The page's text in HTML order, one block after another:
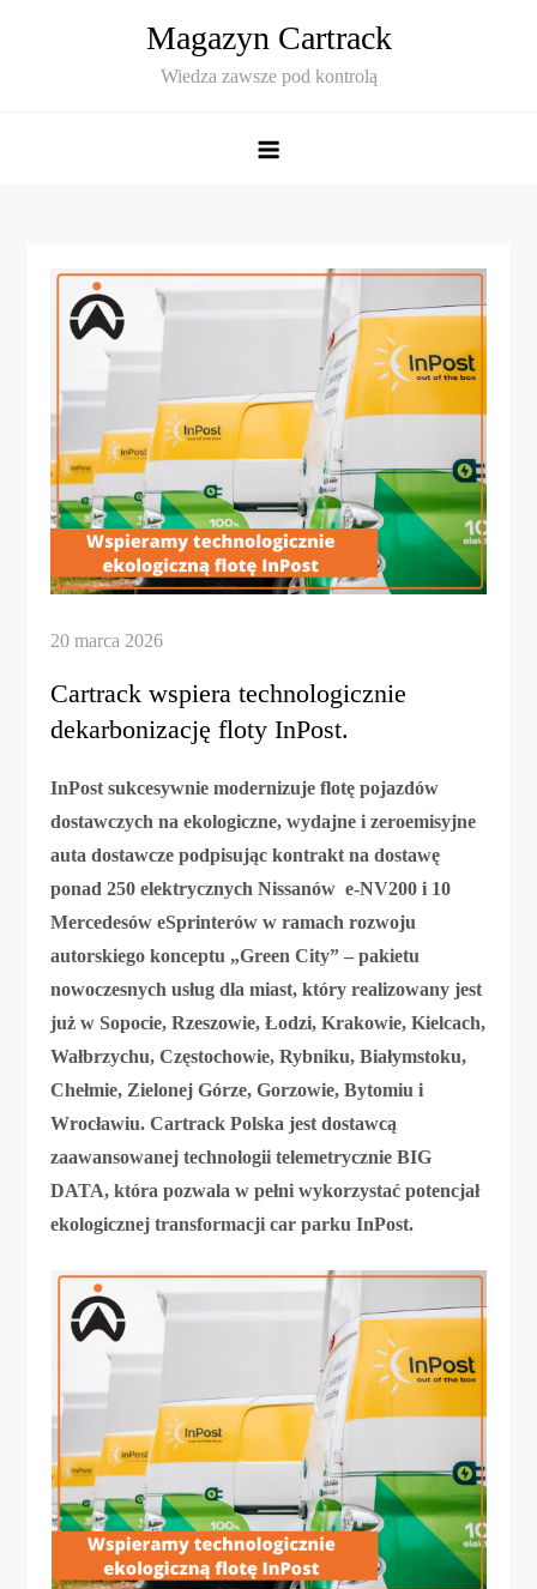
Magazyn Cartrack
Wiedza zawsze pod kontrolą
Cartrack wspiera technologicznie
dekarbonizację floty InPost.
InPost sukcesywnie modernizuje flotę pojazdów
dostawczych na ekologiczne, wydajne i zeroemisyjne
auta dostawcze podpisując kontrakt na dostawę
ponad 250 elektrycznych Nissanów e-NV200 i 10
Mercedesów eSprinterów w ramach rozwoju
autorskiego konceptu „Green City” – pakietu
nowoczesnych usług dla miast, który realizowany jest
już w Sopocie, Rzeszowie, Łodzi, Krakowie, Kielcach,
Wałbrzychu, Częstochowie, Rybniku, Białymstoku,
Chełmie, Zielonej Górze, Gorzowie, Bytomiu i
Wrocławiu. Cartrack Polska jest dostawcą
zaawansowanej technologii telemetrycznie BIG
DATA, która pozwala w pełni wykorzystać potencjał
ekologicznej transformacji car parku InPost.